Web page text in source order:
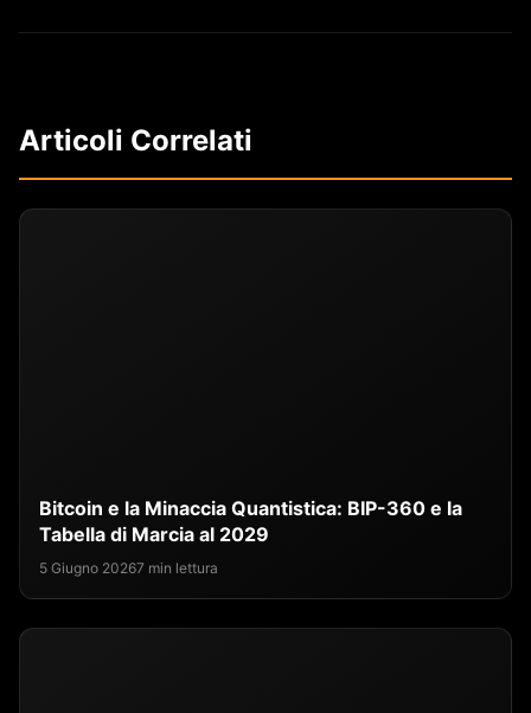
Articoli Correlati
Bitcoin e la Minaccia Quantistica: BIP-360 e la
Tabella di Marcia al 2029
5 Giugno 20267 min lettura